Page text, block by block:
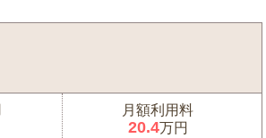
月額利用料
20.4万円